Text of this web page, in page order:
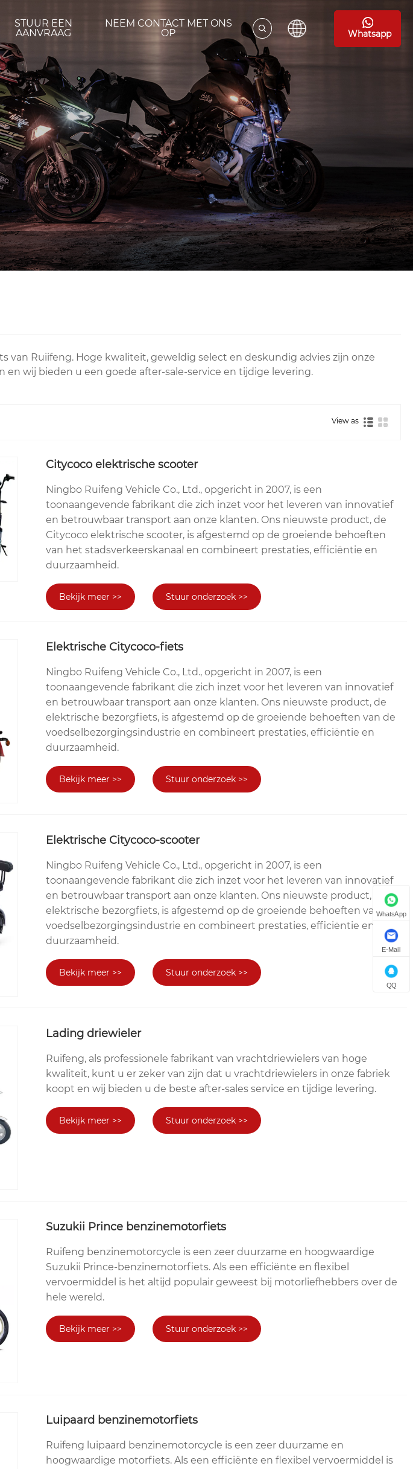
STUUR EEN
AANVRAAG
NEEM CONTACT MET ONS
OP
Whatsapp
Ruiifeng. Hoge kwaliteit, geweldig select en deskundig advies zijn onze
wij bieden u een goede after-sale-service en tijdige levering.
View as
Citycoco elektrische scooter
Ningbo Ruifeng Vehicle Co., Ltd., opgericht in 2007, is een
toonaangevende fabrikant die zich inzet voor het leveren van innovatief
en betrouwbaar transport aan onze klanten. Ons nieuwste product, de
Citycoco elektrische scooter, is afgestemd op de groeiende behoeften
van het stadsverkeerskanaal en combineert prestaties, efficiëntie en
duurzaamheid.
Bekijk meer >> Stuur onderzoek >>
Elektrische Citycoco-fiets
Ningbo Ruifeng Vehicle Co., Ltd., opgericht in 2007, is een
toonaangevende fabrikant die zich inzet voor het leveren van innovatief
en betrouwbaar transport aan onze klanten. Ons nieuwste product, de
elektrische bezorgfiets, is afgestemd op de groeiende behoeften van de
voedselbezorgingsindustrie en combineert prestaties, efficiëntie en
duurzaamheid.
Bekijk meer >> Stuur onderzoek >>
Elektrische Citycoco-scooter
Ningbo Ruifeng Vehicle Co., Ltd., opgericht in 2007, is een
toonaangevende fabrikant die zich inzet voor het leveren van innovatief
en betrouwbaar transport aan onze klanten. Ons nieuwste product, de
elektrische bezorgfiets, is afgestemd op de groeiende behoeften van de
voedselbezorgingsindustrie en combineert prestaties, efficiëntie en
duurzaamheid.
Bekijk meer >> Stuur onderzoek >>
Lading driewieler
Ruifeng, als professionele fabrikant van vrachtdriewielers van hoge
kwaliteit, kunt u er zeker van zijn dat u vrachtdriewielers in onze fabriek
koopt en wij bieden u de beste after-sales service en tijdige levering.
Bekijk meer >> Stuur onderzoek >>
Suzukii Prince benzinemotorfiets
Ruifeng benzinemotorcycle is een zeer duurzame en hoogwaardige
Suzukii Prince-benzinemotorfiets. Als een efficiënte en flexibel
vervoermiddel is het altijd populair geweest bij motorliefhebbers over de
hele wereld.
Bekijk meer >> Stuur onderzoek >>
Luipaard benzinemotorfiets
Ruifeng luipaard benzinemotorcycle is een zeer duurzame en
hoogwaardige motorfiets. Als een efficiënte en flexibel vervoermiddel is
WhatsApp
E-Mail
QQ